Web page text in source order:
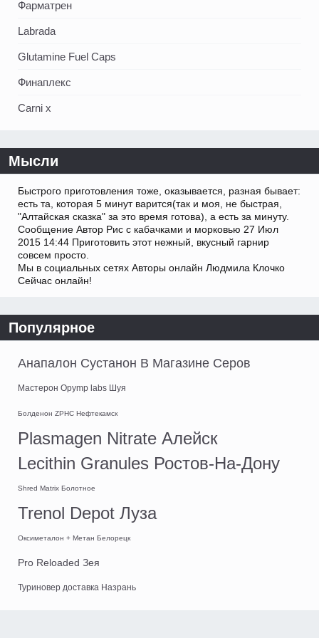
Фарматрен
Labrada
Glutamine Fuel Caps
Финаплекс
Carni x
Мысли
Быстрого приготовления тоже, оказывается, разная бывает:
есть та, которая 5 минут варится(так и моя, не быстрая,
"Алтайская сказка" за это время готова), а есть за минуту.
Сообщение Автор Рис с кабачками и морковью 27 Июл
2015 14:44 Приготовить этот нежный, вкусный гарнир
совсем просто.
Мы в социальных сетях Авторы онлайн Людмила Клочко
Сейчас онлайн!
Популярное
Анапалон Сустанон В Магазине Серов
Мастерон Opymp labs Шуя
Болденон ZPHC Нефтекамск
Plasmagen Nitrate Алейск
Lecithin Granules Ростов-На-Дону
Shred Matrix Болотное
Trenol Depot Луза
Оксиметалон + Метан Белорецк
Pro Reloaded Зея
Туриновер доставка Назрань